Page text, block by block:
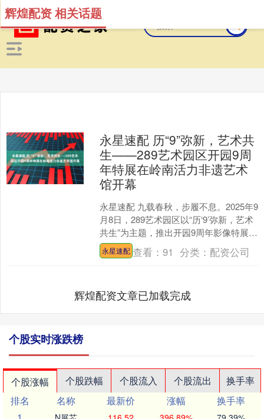
辉煌配资 相关话题
永星速配 历“9”弥新，艺术共
生——289艺术园区开园9周
年特展在岭南活力非遗艺术
馆开幕
永星速配 九载春秋，步履不息。2025年9
月8日，289艺术园区以“历‘9’弥新，艺术
共生”为主题，推出开园9周年影像特展曁
《涓滴与洪流——王景春的水世界与边
疆....
永星速配 查看：91 分类： 配资公司
辉煌配资文章已加载完成
个股实时涨跌榜
个股涨幅 个股跌幅 个股流入 个股流出
换手率
排名
名称 最新价 涨幅
换手率